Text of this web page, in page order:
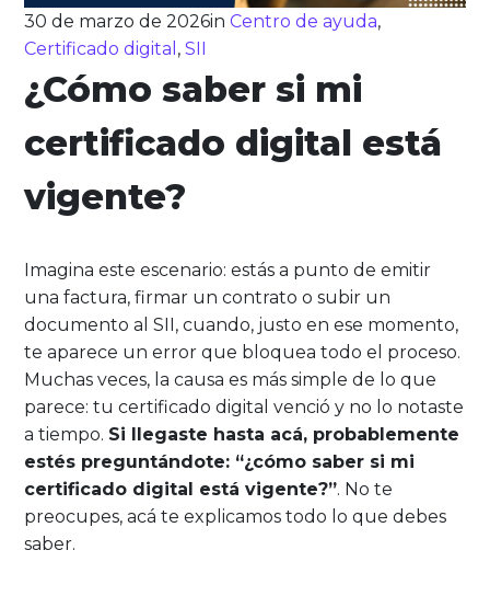
30 de marzo de 2026inCentro de ayuda,
Certificado digital ,SII
¿Cómo saber si mi
certificado digital está
vigente?
Imagina este escenario: estás a punto de emitir
una factura, firmar un contrato o subir un
documento al SII, cuando, justo en ese momento,
te aparece un error que bloquea todo el proceso.
Muchas veces, la causa es más simple de lo que
parece: tu certificado digital venció y no lo notaste
a tiempo. Si llegaste hasta acá, probablemente
estés preguntándote: “¿cómo saber si mi
certificado digital está vigente?”. No te
preocupes, acá te explicamos todo lo que debes
saber.